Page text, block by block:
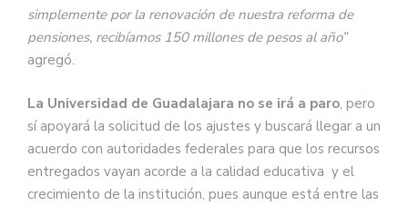
simplemente por la renovación de nuestra reforma de
pensiones, recibíamos 150 millones de pesos al año”
agregó.
La Universidad de Guadalajara no se irá a paro, pero
sí apoyará la solicitud de los ajustes y buscará llegar a un
acuerdo con autoridades federales para que los recursos
entregados vayan acorde a la calidad educativa y el
crecimiento de la institución, pues aunque está entre las